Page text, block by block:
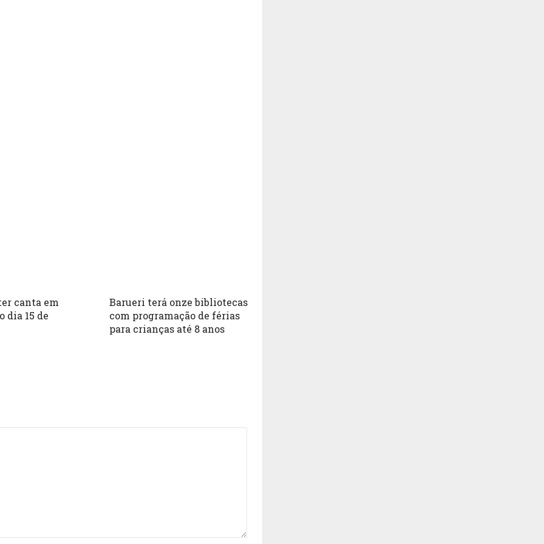
canta em
dia 15 de
Barueri terá onze bibliotecas
com programação de férias
para crianças até 8 anos